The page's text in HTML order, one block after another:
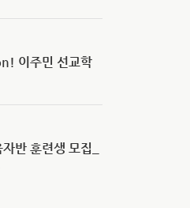
이주민 선교학
반 훈련생 모집_